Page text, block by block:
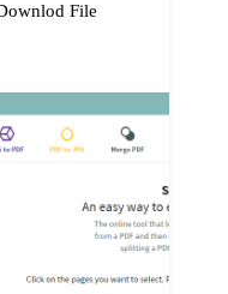
File